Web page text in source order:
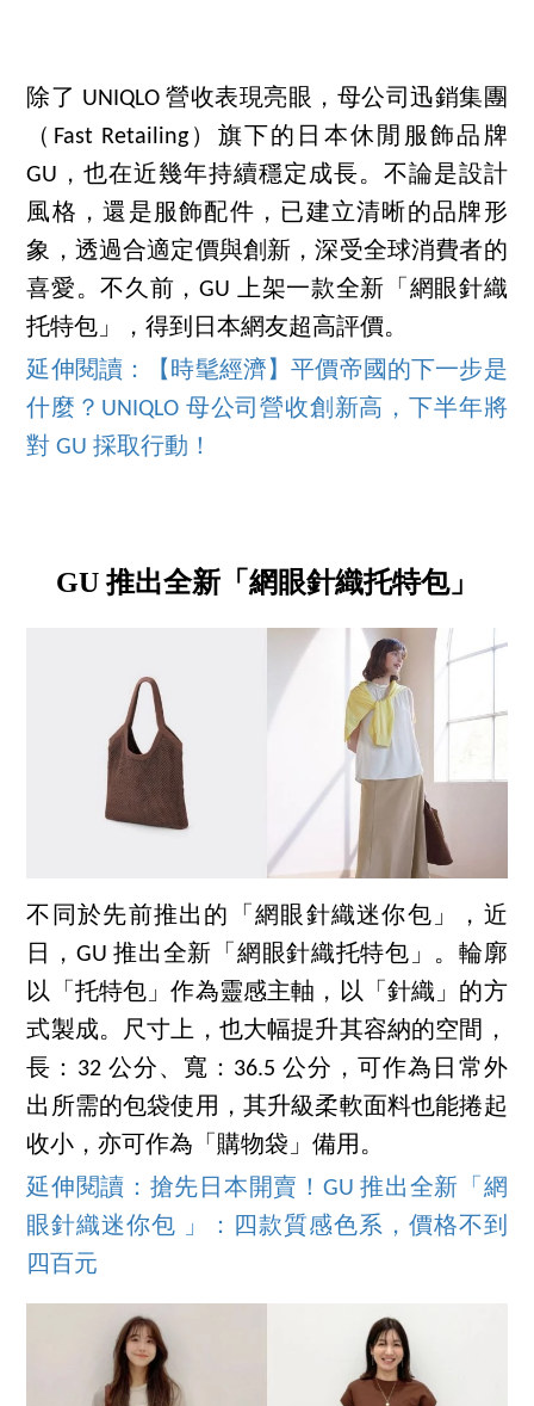
除了 UNIQLO 營收表現亮眼，母公司迅銷集團
（Fast Retailing）旗下的日本休閒服飾品牌
GU，也在近幾年持續穩定成長。不論是設計
風格，還是服飾配件，已建立清晰的品牌形
象，透過合適定價與創新，深受全球消費者的
喜愛。不久前，GU 上架一款全新「網眼針織
托特包」，得到日本網友超高評價。
延伸閱讀：【時髦經濟】平價帝國的下一步是
什麼？UNIQLO 母公司營收創新高，下半年將
對 GU 採取行動！
GU 推出全新「網眼針織托特包」
不同於先前推出的「網眼針織迷你包」，近
日，GU 推出全新「網眼針織托特包」。輪廓
以「托特包」作為靈感主軸，以「針織」的方
式製成。尺寸上，也大幅提升其容納的空間，
長：32 公分、寬：36.5 公分，可作為日常外
出所需的包袋使用，其升級柔軟面料也能捲起
收小，亦可作為「購物袋」備用。
延伸閱讀：搶先日本開賣！GU 推出全新「網
眼針織迷你包 」：四款質感色系，價格不到
四百元